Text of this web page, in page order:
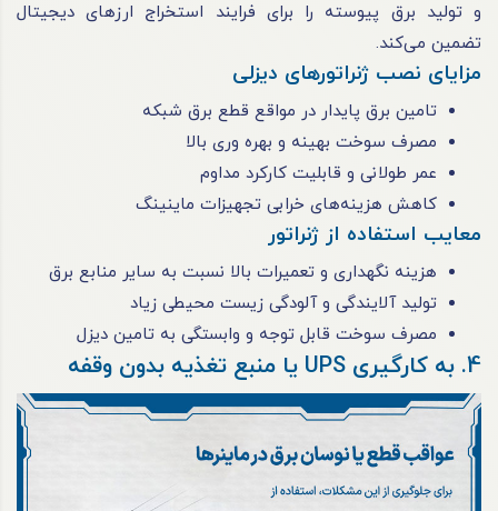
و تولید برق پیوسته را برای فرایند استخراج ارزهای دیجیتال
تضمین می‌کند.
مزایای نصب ژنراتورهای دیزلی
تامین برق پایدار در مواقع قطع برق شبکه
مصرف سوخت بهینه و بهره‌ وری بالا
عمر طولانی و قابلیت کارکرد مداوم
کاهش هزینه‌های خرابی تجهیزات ماینینگ
معایب استفاده از ژنراتور
هزینه نگهداری و تعمیرات بالا نسبت به سایر منابع برق
تولید آلایندگی و آلودگی زیست‌ محیطی زیاد
مصرف سوخت قابل توجه و وابستگی به تامین دیزل
4. به ‌کارگیری UPS یا منبع تغذیه بدون وقفه